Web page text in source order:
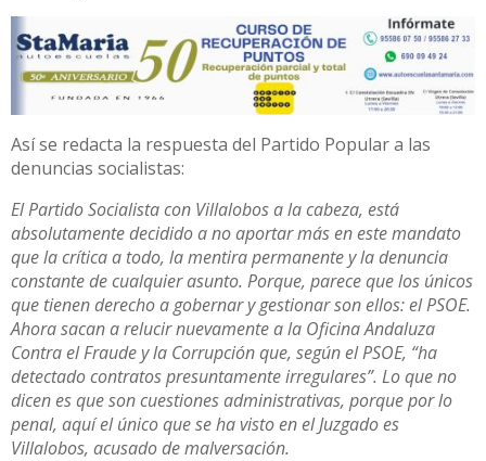
Así se redacta la respuesta del Partido Popular a las
denuncias socialistas:
El Partido Socialista con Villalobos a la cabeza, está
absolutamente decidido a no aportar más en este mandato
que la crítica a todo, la mentira permanente y la denuncia
constante de cualquier asunto. Porque, parece que los únicos
que tienen derecho a gobernar y gestionar son ellos: el PSOE.
Ahora sacan a relucir nuevamente a la Oficina Andaluza
Contra el Fraude y la Corrupción que, según el PSOE, “ha
detectado contratos presuntamente irregulares”. Lo que no
dicen es que son cuestiones administrativas, porque por lo
penal, aquí el único que se ha visto en el Juzgado es
Villalobos, acusado de malversación.